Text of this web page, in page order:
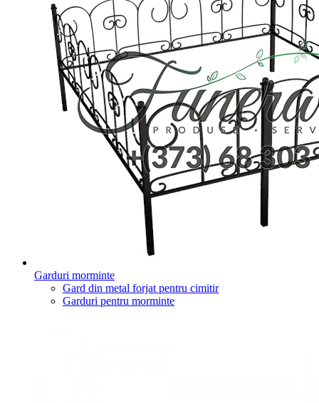
Garduri morminte
Gard din metal forjat pentru cimitir
Garduri pentru morminte